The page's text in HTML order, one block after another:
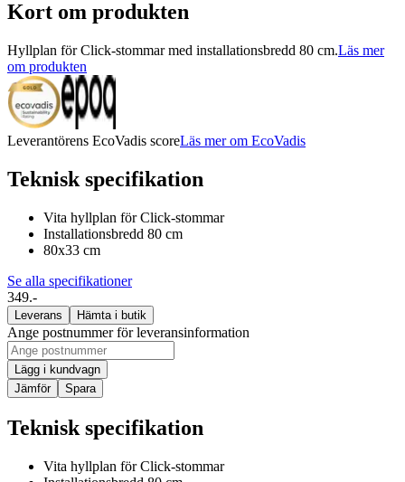
Kort om produkten
Hyllplan för Click-stommar med installationsbredd 80 cm.Läs mer
om produkten
Leverantörens EcoVadis scoreLäs mer om EcoVadis
Teknisk specifikation
Vita hyllplan för Click-stommar
Installationsbredd 80 cm
80x33 cm
Se alla specifikationer
349.-
Leverans Hämta i butik
Ange postnummer för leveransinformation
Lägg i kundvagn
Jämför
Spara
Teknisk specifikation
Vita hyllplan för Click-stommar